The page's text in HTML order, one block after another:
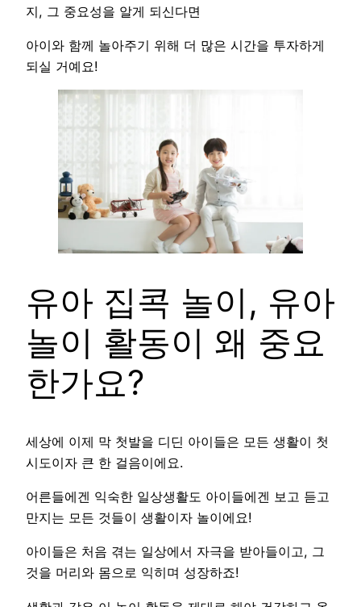
지, 그 중요성을 알게 되신다면
아이와 함께 놀아주기 위해 더 많은 시간을 투자하게
되실 거예요!
유아 집콕 놀이, 유아
놀이 활동이 왜 중요
한가요?
세상에 이제 막 첫발을 디딘 아이들은 모든 생활이 첫
시도이자 큰 한 걸음이에요.
어른들에겐 익숙한 일상생활도 아이들에겐 보고 듣고
만지는 모든 것들이 생활이자 놀이에요!
아이들은 처음 겪는 일상에서 자극을 받아들이고, 그
것을 머리와 몸으로 익히며 성장하죠!